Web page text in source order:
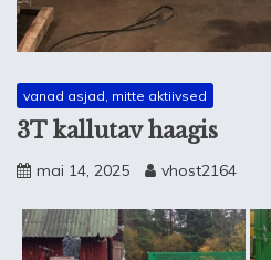
vanad asjad, mitte aktiivsed
3T kallutav haagis
mai 14, 2025 vhost2164